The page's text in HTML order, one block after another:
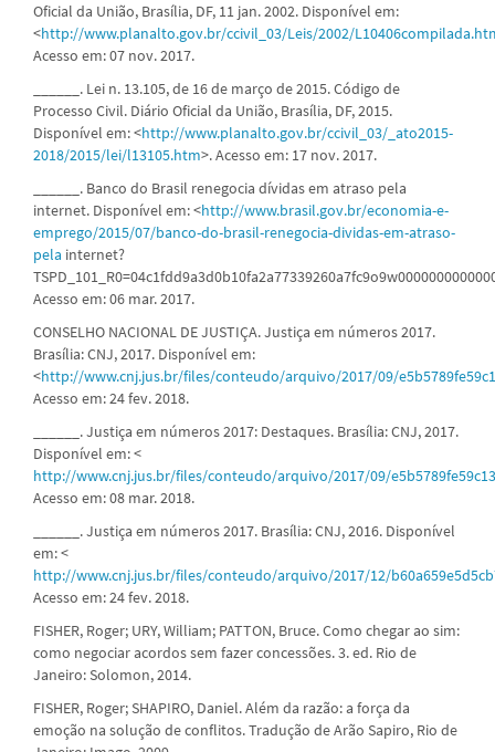
Oficial da União, Brasília, DF, 11 jan. 2002. Disponível em:
<http://www.planalto.gov.br/ccivil_03/Leis/2002/
Acesso em: 07 nov. 2017.
______. Lei n. 13.105, de 16 de março de 2015. Código de
Processo Civil. Diário Oficial da União, Brasília, DF, 2015.
Disponível em: <http://www.planalto.gov.br/ccivil_03/_ato2015-
2018/2015/lei/l13105.htm>. Acesso em: 17 nov. 2017.
______. Banco do Brasil renegocia dívidas em atraso pela
internet. Disponível em: <http://www.brasil.gov.br/economia-e-
emprego/2015/07/banco-do-brasil-renegocia-dividas-em-atraso-
pela internet?
Acesso em: 06 mar. 2017.
CONSELHO NACIONAL DE JUSTIÇA. Justiça em números 2017.
Brasília: CNJ, 2017. Disponível em:
<http://www.cnj.jus.br/files/conteudo/arquivo/2017/09/
Acesso em: 24 fev. 2018.
______. Justiça em números 2017: Destaques. Brasília: CNJ, 2017.
Disponível em: <
http://www.cnj.jus.br/files/conteudo/arquivo/2017/09/
Acesso em: 08 mar. 2018.
______. Justiça em números 2017. Brasília: CNJ, 2016. Disponível
em: <
http://www.cnj.jus.br/files/conteudo/arquivo/2017/12/
Acesso em: 24 fev. 2018.
FISHER, Roger; URY, William; PATTON, Bruce. Como chegar ao sim:
como negociar acordos sem fazer concessões. 3. ed. Rio de
Janeiro: Solomon, 2014.
FISHER, Roger; SHAPIRO, Daniel. Além da razão: a força da
emoção na solução de conflitos. Tradução de Arão Sapiro, Rio de